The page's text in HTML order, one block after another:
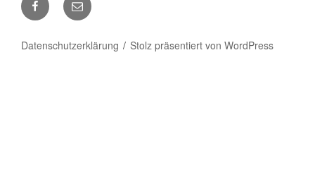
Mail
Datenschutzerklärung Stolz präsentiert von WordPress